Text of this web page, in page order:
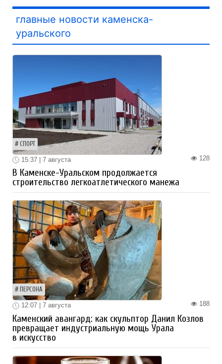
главные новости каменска-
уральского
СПОРТ
128
15:37 | 7 августа
В Каменске-Уральском продолжается
строительство легкоатлетического манежа
ПЕРСОНА
188
12:07 | 7 августа
Каменский авангард: как скульптор Данил Козлов
превращает индустриальную мощь Урала
в искусство